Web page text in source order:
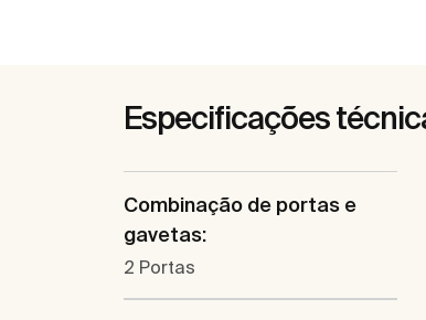
Especificações
Combinação de portas e
gavetas:
2 Portas